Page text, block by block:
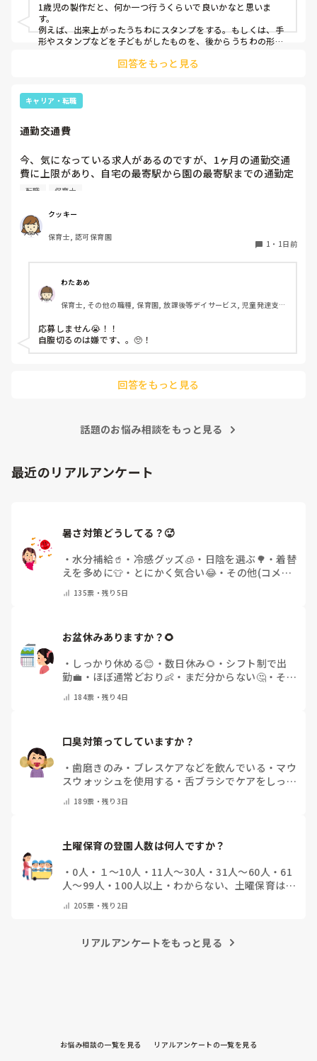
1歳児の製作だと、何か一つ行うくらいで良いかなと思いま
す。
例えば、出来上がったうちわにスタンプをする。もしくは、手
形やスタンプなどを子どもがしたものを、後からうちわの形に
雨遊び、氷遊び、など間食遊びをたくさん行っています。
す！いつもと違うおもちゃ、室内に興味津々です！
回答をもっと見る
キャリア・転職
通勤交通費
今、気になっている求人があるのですが、1ヶ月の通勤交通
費に上限があり、自宅の最寄駅から園の最寄駅までの通勤定
期代が5,000円ほどオーバーします
私としてはなかなか大きい金額なので、この時点で応募を迷
っているのですが、皆さんならどうしますか？
転職 保育士
クッキー
保育士, 認可保育園
1 ・ 1日前
わたあめ
保育士, その他の職種, 保育園, 放課後等デイサービス, 児童発達支援
応募しません😭！！
自腹切るのは嫌です、。🥺！
回答をもっと見る
話題のお悩み相談をもっと見る
最近のリアルアンケート
暑さ対策どうしてる？🥵
・水分補給🥤 ・ 冷感グッズ🧊 ・ 日陰を選ぶ🌳 ・着替
えを多めに👕 ・ とにかく気合い😂・ その他(コメン
135票・残り5日
お盆休みありますか？🌻
・ しっかり休める😊 ・ 数日休み🌻 ・ シフト制で出
勤💼 ・ ほぼ通常どおり👶 ・ まだ分からない🤔・ その
184票・残り4日
口臭対策ってしていますか？
・歯磨きのみ ・ ブレスケアなどを飲んでいる ・ マウ
スウォッシュを使用する ・ 舌ブラシでケアをしっか
の他(コメントで教えて下さい)
189票・残り3日
土曜保育の登園人数は何人ですか？
・ 0人 ・ １～10人 ・ 11人～30人 ・31人～60人 ・ 61
人～99人 ・ 100人以上 ・ わからない、土曜保育はな
205票・残り2日
リアルアンケートをもっと見る
お悩み相談の一覧を見る リアルアンケートの一覧を見る